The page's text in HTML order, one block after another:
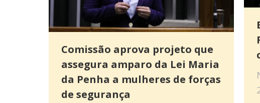
Comissão aprova projeto que
assegura amparo da Lei Maria
da Penha a mulheres de forças
de segurança